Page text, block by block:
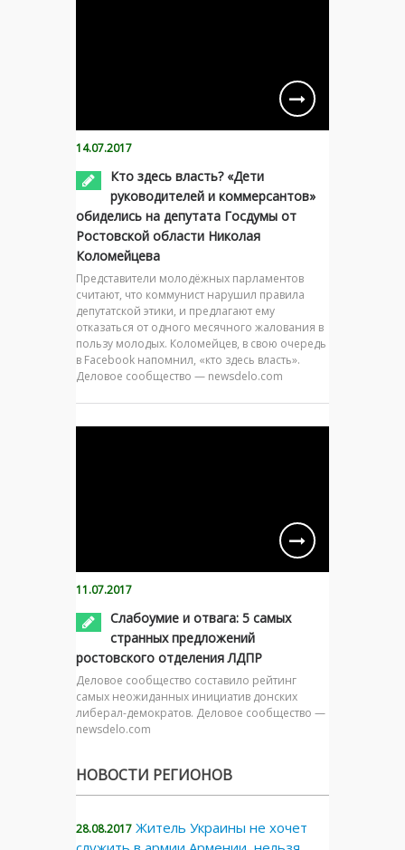
14.07.2017
Кто здесь власть? «Дети
руководителей и коммерсантов»
обиделись на депутата Госдумы от
Ростовской области Николая
Коломейцева
Представители молодёжных парламентов
считают, что коммунист нарушил правила
депутатской этики, и предлагают ему
отказаться от одного месячного жалования в
пользу молодых. Коломейцев, в свою очередь
в Facebook напомнил, «кто здесь власть».
Деловое сообщество — newsdelo.com
11.07.2017
Слабоумие и отвага: 5 самых
странных предложений
ростовского отделения ЛДПР
Деловое сообщество составило рейтинг
самых неожиданных инициатив донских
либерал-демократов. Деловое сообщество —
newsdelo.com
НОВОСТИ РЕГИОНОВ
28.08.2017 Житель Украины не хочет